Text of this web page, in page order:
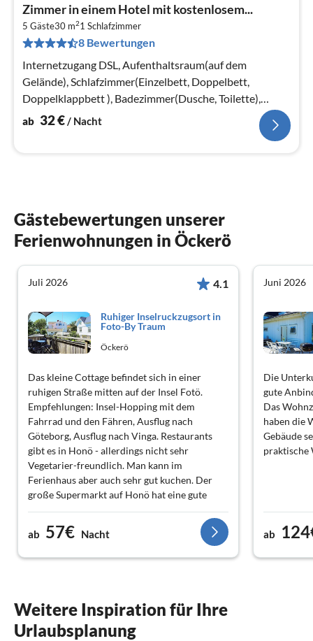
Zimmer in einem Hotel mit kostenlosem...
5 Gäste30 m21 Schlafzimmer
8 Bewertungen
Internetzugang DSL, Aufenthaltsraum(auf dem
Gelände), Schlafzimmer(Einzelbett, Doppelbett,
Doppelklappbett ), Badezimmer(Dusche, Toilette),
TV(schwedische Fernsehsender)
ab 32€/ Nacht
Gästebewertungen unserer
Ferienwohnungen in Öckerö
Juli 2026 4.1
Ruhiger Inselruckzugsort in
Foto-By Traum
Öckerö
Das kleine Cottage befindet sich in einer
ruhigen Straße mitten auf der Insel Fotö.
Empfehlungen: Insel-Hopping mit dem
Fahrrad und den Fähren, Ausflug nach
Göteborg, Ausflug nach Vinga. Restaurants
gibt es in Honö - allerdings nicht sehr
Vegetarier-freundlich. Man kann im
Ferienhaus aber auch sehr gut kuchen. Der
große Supermarkt auf Honö hat eine gute
Auswahl.
ab 57€ Nacht
Juni 2026
Die
gute
Das
haben die
Gebäude
praktische
ab
Weitere Inspiration für Ihre
Urlaubsplanung